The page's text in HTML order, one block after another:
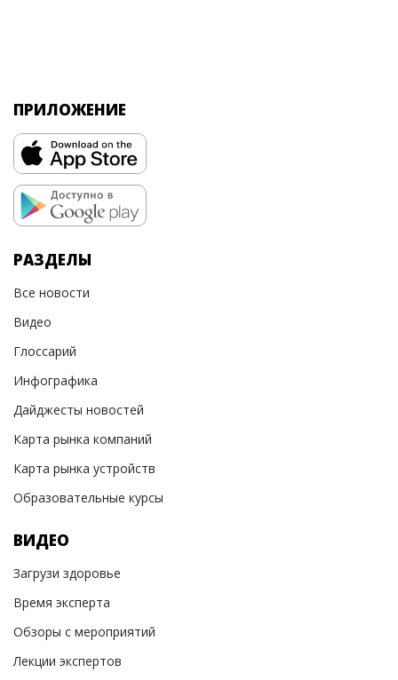
ПРИЛОЖЕНИЕ
РАЗДЕЛЫ
Все новости
Видео
Глоссарий
Инфографика
Дайджесты новостей
Карта рынка компаний
Карта рынка устройств
Образовательные курсы
ВИДЕО
Загрузи здоровье
Время эксперта
Обзоры с мероприятий
Лекции экспертов